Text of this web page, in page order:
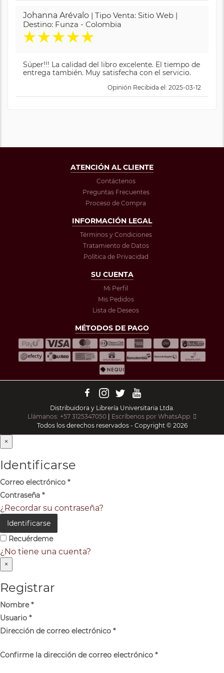
Johanna Arévalo | Tipo Venta: Sitio Web |
Destino: Funza - Colombia
★★★★★
Súper!!! La calidad del libro excelente. El tiempo de
entrega también. Muy satisfecha con el servicio.
Opinión Recibida el: 2025-03-12
ATENCIÓN AL CLIENTE
Contáctenos
Preguntas Frecuentes
Proceso de Compra
INFORMACIÓN LEGAL
Términos y Condiciones
Tratamiento de Datos
Política de Privacidad
SU CUENTA
Mi Perfil
Mis Pedidos
Lista de Deseos
MÉTODOS DE PAGO
Distribuidora y Librería Universitaria Ltda.
Llámanos: +57 3125347050
Escríbenos por WhatsApp:
Todos los derechos reservados - Copyright © 2026
×
Identificarse
Correo electrónico *
Contraseña *
¿Recordar su contraseña?
Identificarse
Recuérdeme
¿No tiene una cuenta?
×
Registrar
Nombre*
Usuario *
Dirección de correo electrónico *
Confirme la dirección de correo electrónico *